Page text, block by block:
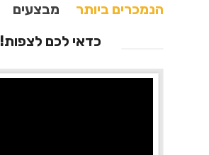
הנמכרים ביותר מבצעים
כדאי לכם לצפות!